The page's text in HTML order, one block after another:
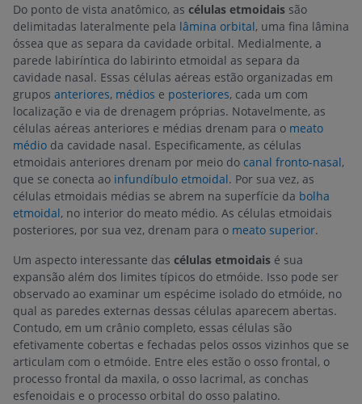
Do ponto de vista anatômico, as células etmoidais são
delimitadas lateralmente pela lâmina orbital, uma fina lâmina
óssea que as separa da cavidade orbital. Medialmente, a
parede labiríntica do labirinto etmoidal as separa da
cavidade nasal. Essas células aéreas estão organizadas em
grupos anteriores, médios e posteriores, cada um com
localização e via de drenagem próprias. Notavelmente, as
células aéreas anteriores e médias drenam para o meato
médio da cavidade nasal. Especificamente, as células
etmoidais anteriores drenam por meio do canal fronto-nasal,
que se conecta ao infundíbulo etmoidal. Por sua vez, as
células etmoidais médias se abrem na superfície da bolha
etmoidal, no interior do meato médio. As células etmoidais
posteriores, por sua vez, drenam para o meato superior.
Um aspecto interessante das células etmoidais é sua
expansão além dos limites típicos do etmóide. Isso pode ser
observado ao examinar um espécime isolado do etmóide, no
qual as paredes externas dessas células aparecem abertas.
Contudo, em um crânio completo, essas células são
efetivamente cobertas e fechadas pelos ossos vizinhos que se
articulam com o etmóide. Entre eles estão o osso frontal, o
processo frontal da maxila, o osso lacrimal, as conchas
esfenoidais e o processo orbital do osso palatino.